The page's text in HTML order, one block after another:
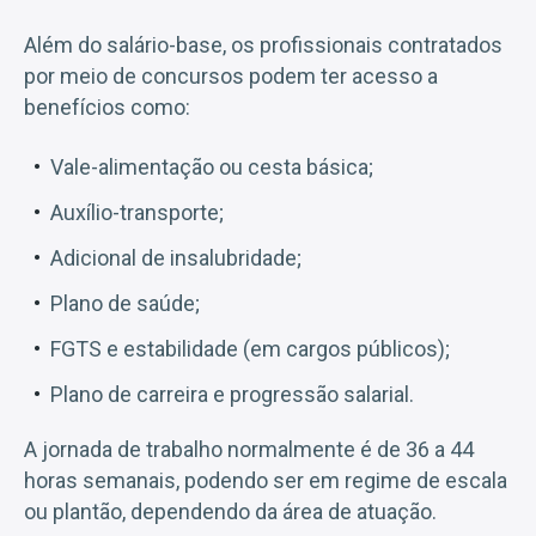
Além do salário-base, os profissionais contratados
por meio de concursos podem ter acesso a
benefícios como:
Vale-alimentação ou cesta básica;
Auxílio-transporte;
Adicional de insalubridade;
Plano de saúde;
FGTS e estabilidade (em cargos públicos);
Plano de carreira e progressão salarial.
A jornada de trabalho normalmente é de 36 a 44
horas semanais, podendo ser em regime de escala
ou plantão, dependendo da área de atuação.